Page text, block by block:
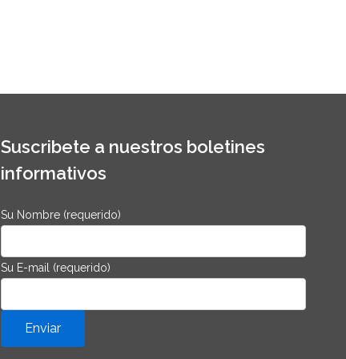
Suscribete a nuestros boletines
informativos
Su Nombre (requerido)
Su E-mail (requerido)